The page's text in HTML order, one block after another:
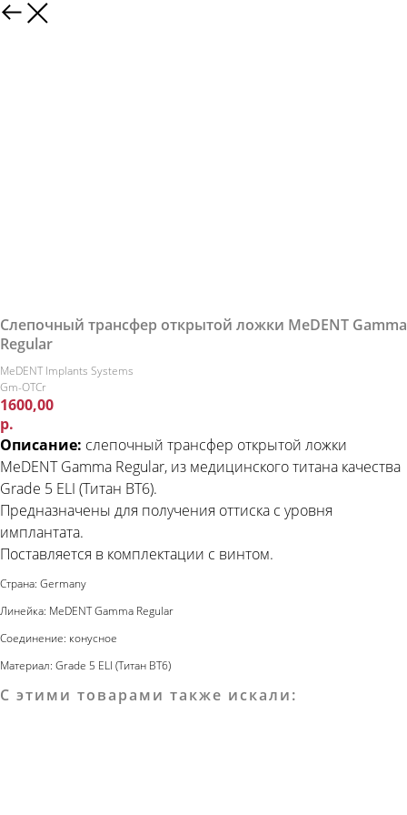
Слепочный трансфер открытой ложки MeDENT Gamma
Regular
MeDENT Implants Systems
Gm-OTCr
1600,00
р.
Описание: слепочный трансфер открытой ложки
MeDENT Gamma Regular, из медицинского титана качества
Grade 5 ELI (Титан ВТ6).
Предназначены для получения оттиска с уровня
имплантата.
Поставляется в комплектации с винтом.
Страна: Germany
Линейка: MeDENT Gamma Regular
Соединение: конусное
Материал: Grade 5 ELI (Титан ВТ6)
С этими товарами также искали: